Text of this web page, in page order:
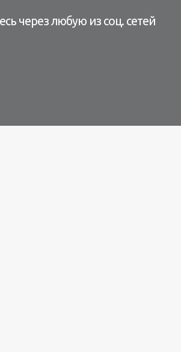
через любую из соц. сетей